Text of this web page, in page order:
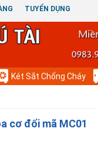
TUYỂN DỤNG
Két Sắt Chống Cháy
cơ đổi mã MC01